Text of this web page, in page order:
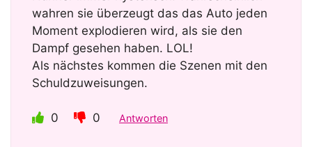
wahren sie überzeugt das das Auto jeden
Moment explodieren wird, als sie den
Dampf gesehen haben. LOL!
Als nächstes kommen die Szenen mit den
Schuldzuweisungen.
0 0 Antworten